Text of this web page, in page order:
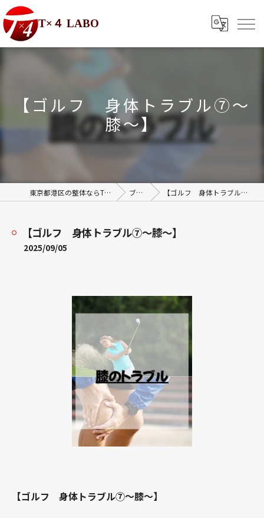
T×４ LABO
【ゴルフ 身体トラブル⑦～
膝～】
東京都港区の整体ならT×4 LABO ブログ 【ゴルフ 身体トラブル⑦～膝～】
【ゴルフ 身体トラブル⑦～膝～】
2025/09/05
【ゴルフ 身体トラブル⑦～膝～】